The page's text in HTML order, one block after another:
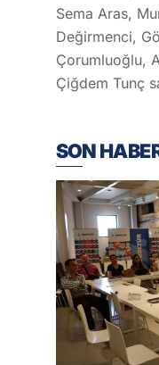
Sema Aras,
Değirmenci,
Çorumluoğlu,
Çiğdem Tunç
SON